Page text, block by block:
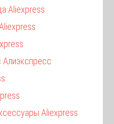
Aliexpress
Aliexpress